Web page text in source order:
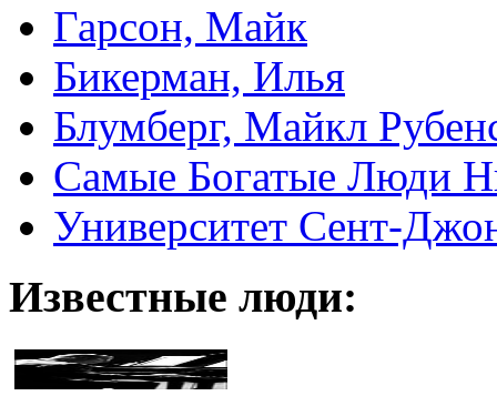
Гарсон, Майк
Бикерман, Илья
Блумберг, Майкл
Самые Богатые Люди
Университет Сент-
Известные люди: